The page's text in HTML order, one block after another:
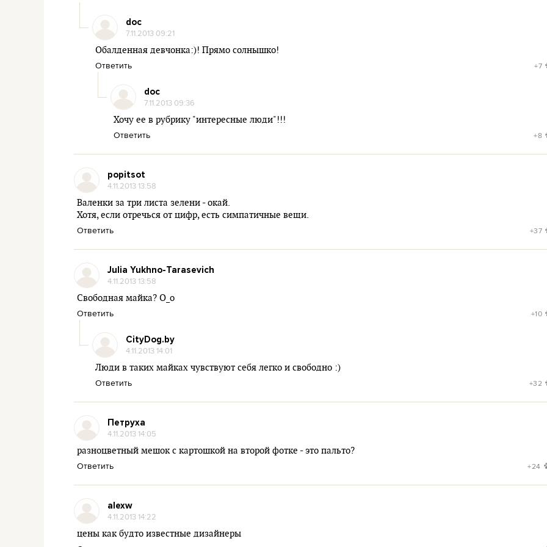
doc
7.11.2013 09:21
Обалденная девчонка:)! Прямо солнышко!
Ответить +7
doc
7.11.2013 09:36
Хочу ее в рубрику "интересные люди"!!!
Ответить +8
popitsot
4.11.2013 13:58
Валенки за три листа зелени - окай.
Хотя, если отречься от цифр, есть симпатичные вещи.
Ответить +37
Julia Yukhno-Tarasevich
4.11.2013 13:58
Свободная майка? О_о
Ответить +10
CityDog.by
4.11.2013 14:01
Люди в таких майках чувствуют себя легко и свободно :)
Ответить +32
Петруха
4.11.2013 14:05
разноцветный мешок с картошкой на второй фотке - это пальто?
Ответить +24
alexw
4.11.2013 14:22
цены как будто известные дизайнеры